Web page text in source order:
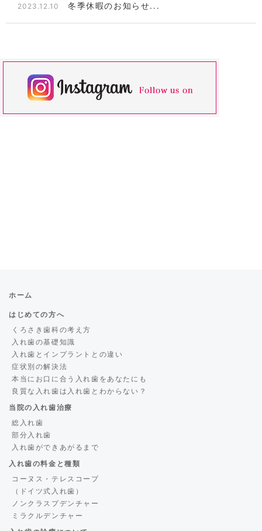
2023.12.10 冬季休暇のお知らせ...
ホーム
はじめての方へ
くろさき歯科の考え方
入れ歯の基礎知識
入れ歯とインプラントとの違い
症状別の解決法
本当にお口に合う入れ歯をあなたにも
良質な入れ歯は入れ歯とわからない？
当院の入れ歯治療
総入れ歯
部分入れ歯
入れ歯ができあがるまで
入れ歯の料金と種類
コーヌス・テレスコープ
（ドイツ式入れ歯）
ノンクラスプデンチャー
ミラクルデンチャー